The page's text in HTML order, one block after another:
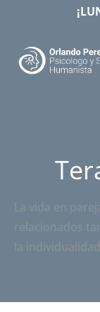
content
La vida en
relacionados
la